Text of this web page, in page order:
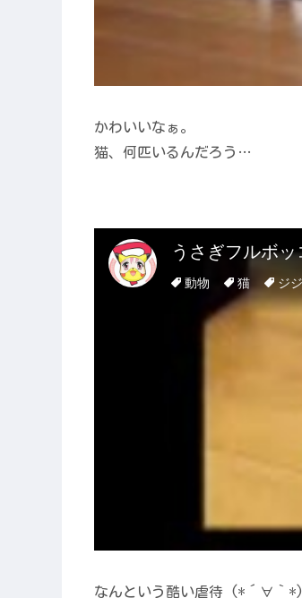
かわいいなぁ。
猫、何匹いるんだろう…
なんという酷い虐待 (*´∀｀*)